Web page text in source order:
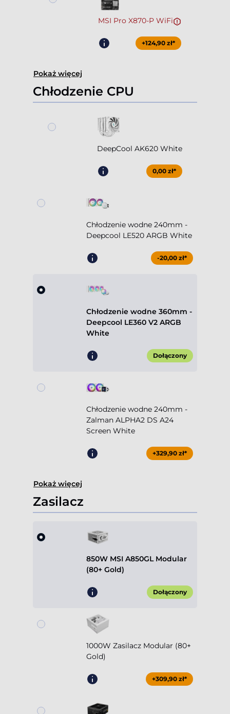
MSI Pro X870-P WiFi
+124,90 zł*
Pokaż więcej
Chłodzenie CPU
DeepCool AK620 White
0,00 zł*
Chłodzenie wodne 240mm -
Deepcool LE520 ARGB White
-20,00 zł*
Chłodzenie wodne 360mm -
Deepcool LE360 V2 ARGB
White
Dołączony
Chłodzenie wodne 240mm -
Zalman ALPHA2 DS A24
Screen White
+329,90 zł*
Pokaż więcej
Zasilacz
850W MSI A850GL Modular
(80+ Gold)
Dołączony
1000W Zasilacz Modular (80+
Gold)
+309,90 zł*